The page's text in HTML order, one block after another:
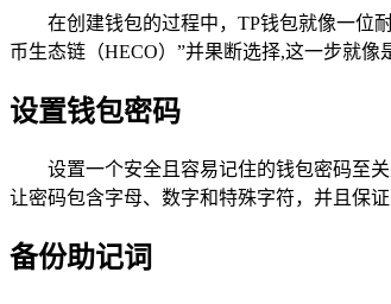
在创建钱包的过程中，TP钱包就像一位
币生态链（HECO）”并果断选择,这一步就像
设置钱包密码
设置一个安全且容易记住的钱包密码至
让密码包含字母、数字和特殊字符，并且保
备份助记词